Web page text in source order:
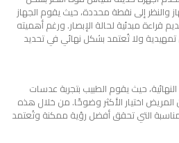
والنظر إلى نقطة محددة، حيث يقوم الجهاز
قراءة مبدئية لحالة الإبصار. ورغم أهميته
تمهيدية ولا تُعتمد بشكل نهائي في تحديد
حيث يقوم الطبيب بتجربة عدسات
اختيار الأكثر وضوحًا. من خلال هذه
التي تحقق أفضل رؤية ممكنة وتُعتمد